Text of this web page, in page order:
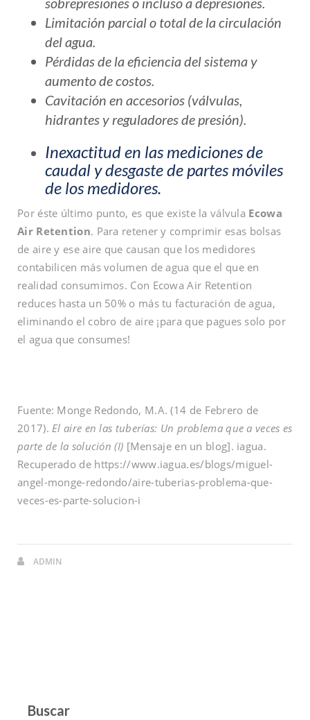
Limitación parcial o total de la circulación
del agua.
Pérdidas de la eficiencia del sistema y
aumento de costos.
Cavitación en accesorios (válvulas,
hidrantes y reguladores de presión).
Inexactitud en las mediciones de
caudal y desgaste de partes móviles
de los medidores.
Por éste último punto, es que existe la válvula Ecowa
Air Retention. Para retener y comprimir esas bolsas
de aire y ese aire que causan que los medidores
contabilicen más volumen de agua que el que en
realidad consumimos. Con Ecowa Air Retention
reduces hasta un 50% o más tu facturación de agua,
eliminando el cobro de aire ¡para que pagues solo por
el agua que consumes!
Fuente: Monge Redondo, M.A. (14 de Febrero de
2017).El aire en las tuberías: Un problema que a veces es
parte de la solución (I) [Mensaje en un blog]. iagua.
Recuperado de https://www.iagua.es/blogs/miguel-
angel-monge-redondo/aire-tuberias-problema-que-
veces-es-parte-solucion-i
ADMIN
Buscar